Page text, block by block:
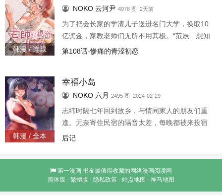
韩漫 / 连载
NOKO 云河尹 4978 图 2天前
为了把会长家的学渣儿子送进名门大学，换取10
亿奖金，家教老师们无所不用其极。“范辰…想知
道老师内裤里面…长什么样子吗??”想摆烂?能敌
第108话-惨痛的青涩初恋
韩漫 / 全本
幸福小岛
NOKO 六月 2495 图 2024-02-29
志纬时隔七年回到故乡，与情同家人的朋友们重
逢。无奈寄住民宿的隔音太差，每晚都被来投宿
的情侣们爱爱声弄得浑身难受!不过没关係，「觉
后记
第一漫画 书友最值得收藏的网络漫画阅读网
简体版 · 繁體版 · 隐私政策 · 站点地图 · 神马地图